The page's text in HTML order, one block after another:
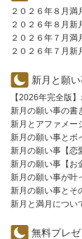
２０２６年８月満
２０２６年８月新
２０２６年７月満
２０２６年７月新
新月と願
【2026年完全版
新月の願い事の書
新月とアファメー
新月の願い事とボ
新月の願い事【恋
新月の願い事【お
新月の願い事が叶
新月の願い事とそ
新月と満月につい
無料プレゼ